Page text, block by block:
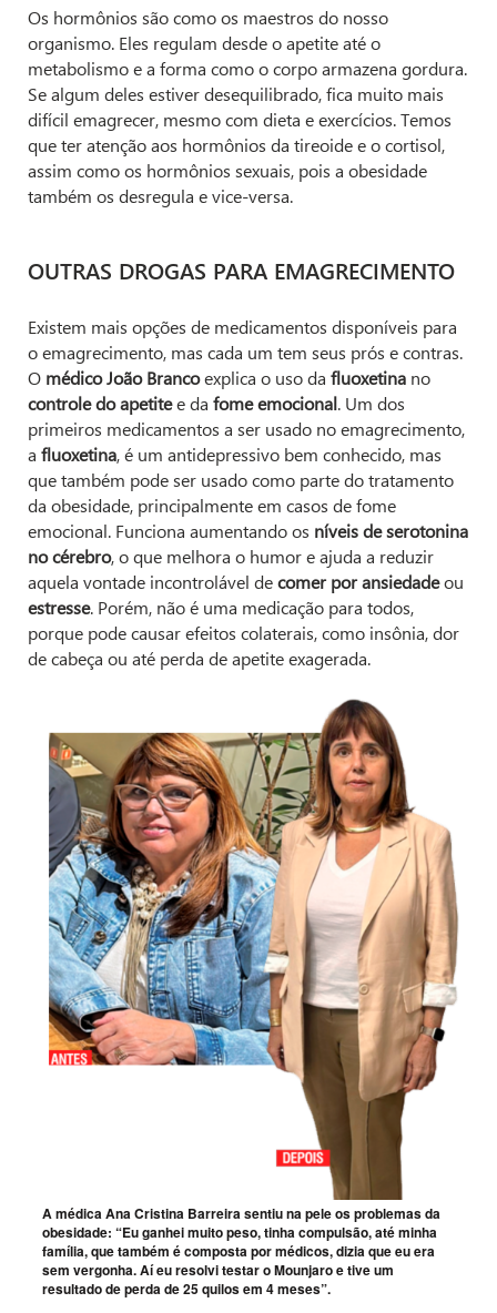
Os hormônios são como os maestros do nosso
organismo. Eles regulam desde o apetite até o
metabolismo e a forma como o corpo armazena gordura.
Se algum deles estiver desequilibrado, fica muito mais
difícil emagrecer, mesmo com dieta e exercícios. Temos
que ter atenção aos hormônios da tireoide e o cortisol,
assim como os hormônios sexuais, pois a obesidade
também os desregula e vice-versa.
OUTRAS DROGAS PARA EMAGRECIMENTO
Existem mais opções de medicamentos disponíveis para
o emagrecimento, mas cada um tem seus prós e contras.
O médico João Brancoexplica o uso da fluoxetina no
controle do apetitee da fome emocional. Um dos
primeiros medicamentos a ser usado no emagrecimento,
a fluoxetina, é um antidepressivo bem conhecido, mas
que também pode ser usado como parte do tratamento
da obesidade, principalmente em casos de fome
emocional. Funciona aumentando os níveis de serotonina
no cérebro, o que melhora o humor e ajuda a reduzir
aquela vontade incontrolável decomer por ansiedadeou
estresse. Porém, não é uma medicação para todos,
porque pode causar efeitos colaterais, como insônia, dor
de cabeça ou até perda de apetite exagerada.
A médica Ana Cristina Barreira sentiu na pele os problemas da
obesidade: “Eu ganhei muito peso, tinha compulsão, até minha
família, que também é composta por médicos, dizia que eu era
sem vergonha. Aí eu resolvi testar o Mounjaro e tive um
resultado de perda de 25 quilos em 4 meses”.